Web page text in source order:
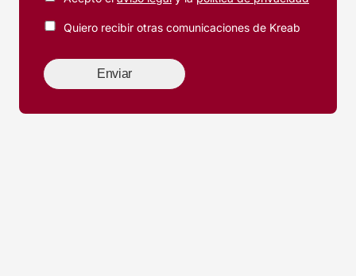
Quiero recibir otras comunicaciones de Kreab
Enviar